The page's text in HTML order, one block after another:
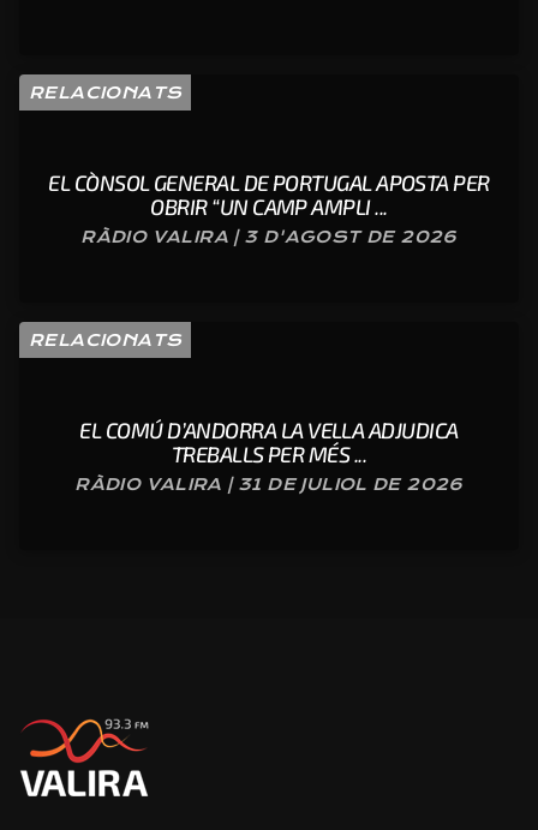
RELACIONATS
EL CÒNSOL GENERAL DE PORTUGAL APOSTA PER
OBRIR “UN CAMP AMPLI ...
RÀDIO VALIRA | 3 D'AGOST DE 2026
RELACIONATS
EL COMÚ D’ANDORRA LA VELLA ADJUDICA
TREBALLS PER MÉS ...
RÀDIO VALIRA | 31 DE JULIOL DE 2026